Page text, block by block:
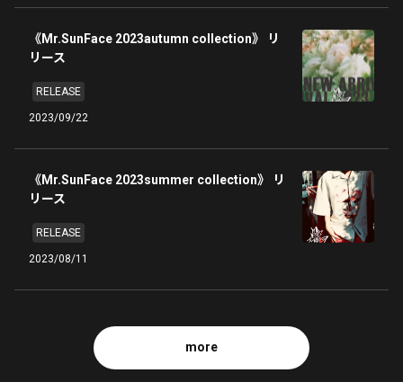
《Mr.SunFace 2023autumn collection》 リ
リース
RELEASE
2023/09/22
《Mr.SunFace 2023summer collection》 リ
リース
RELEASE
2023/08/11
more